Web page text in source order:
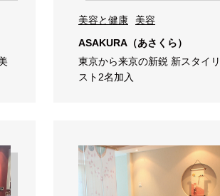
美容と健康
美容
ASAKURA（あさくら）
東京から来京の新鋭 新スタイリ
スト2名加入